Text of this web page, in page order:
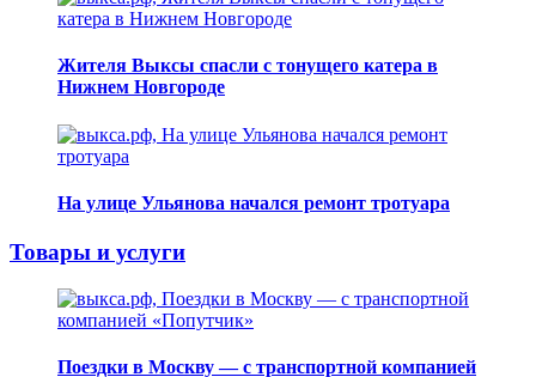
Жителя Выксы спасли с тонущего катера в
Нижнем Новгороде
На улице Ульянова начался ремонт тротуара
Товары и услуги
Поездки в Москву — с транспортной компанией